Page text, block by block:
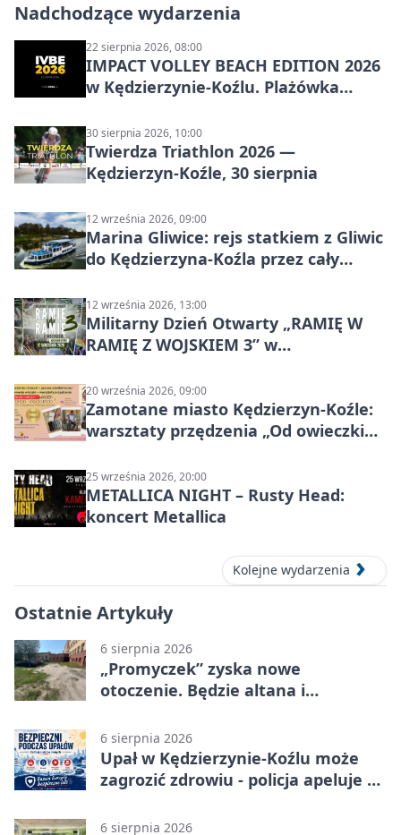
Nadchodzące wydarzenia
22 sierpnia 2026, 08:00
IMPACT VOLLEY BEACH EDITION 2026
w Kędzierzynie-Koźlu. Plażówka
30 sierpnia 2026, 10:00
Twierdza Triathlon 2026 —
Kędzierzyn-Koźle, 30 sierpnia
12 września 2026, 09:00
Marina Gliwice: rejs statkiem z Gliwic
do Kędzierzyna-Koźla przez cały
12 września 2026, 13:00
Militarny Dzień Otwarty „RAMIĘ W
RAMIĘ Z WOJSKIEM 3” w
20 września 2026, 09:00
Zamotane miasto Kędzierzyn-Koźle:
warsztaty przędzenia „Od owieczki
25 września 2026, 20:00
METALLICA NIGHT – Rusty Head:
koncert Metallica
Kolejne wydarzenia
Ostatnie Artykuły
6 sierpnia 2026
„Promyczek” zyska nowe
otoczenie. Będzie altana i
6 sierpnia 2026
Upał w Kędzierzynie-Koźlu może
zagrozić zdrowiu - policja apeluje o
6 sierpnia 2026